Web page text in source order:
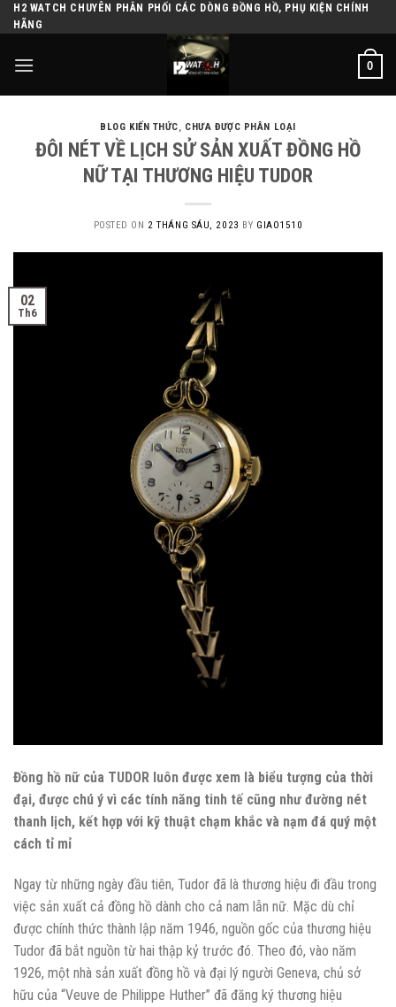
Skip
to
content
H2 WATCH CHUYÊN PHÂN PHỐI CÁC DÒNG ĐỒNG HỒ, PHỤ KIỆN CHÍNH
HÃNG
0
BLOG KIẾN THỨC, CHƯA ĐƯỢC PHÂN LOẠI
ĐÔI NÉT VỀ LỊCH SỬ SẢN XUẤT ĐỒNG HỒ
NỮ TẠI THƯƠNG HIỆU TUDOR
POSTED ON 2 THÁNG SÁU, 2023 BY GIAO1510
02
Th6
Đồng hồ nữ của TUDOR luôn được xem là biểu tượng của thời
đại, được chú ý vì các tính năng tinh tế cũng như đường nét
thanh lịch, kết hợp với kỹ thuật chạm khắc và nạm đá quý một
cách tỉ mỉ
Ngay từ những ngày đầu tiên, Tudor đã là thương hiệu đi đầu trong
việc sản xuất cả đồng hồ dành cho cả nam lẫn nữ. Mặc dù chỉ
được chính thức thành lập năm 1946, nguồn gốc của thương hiệu
Tudor đã bắt nguồn từ hai thập kỷ trước đó. Theo đó, vào năm
1926, một nhà sản xuất đồng hồ và đại lý người Geneva, chủ sở
hữu của “Veuve de Philippe Huther” đã đăng ký thương hiệu